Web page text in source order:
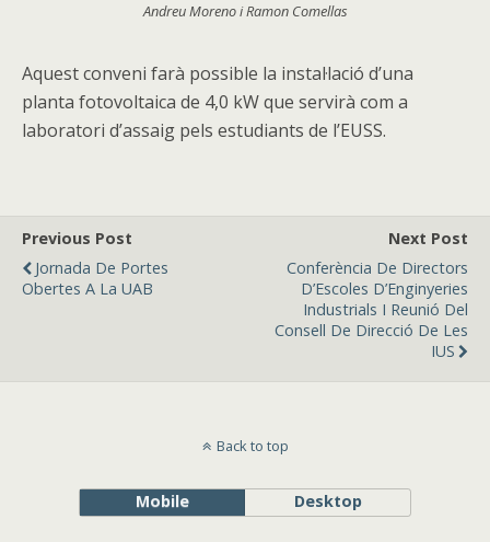
Andreu Moreno i Ramon Comellas
Aquest conveni farà possible la instal·lació d’una
planta fotovoltaica de 4,0 kW que servirà com a
laboratori d’assaig pels estudiants de l’EUSS.
Previous Post
Jornada De Portes
Obertes A La UAB
Next Post
Conferència De Directors
D’Escoles D’Enginyeries
Industrials I Reunió Del
Consell De Direcció De Les
IUS
Back to top
Mobile Desktop